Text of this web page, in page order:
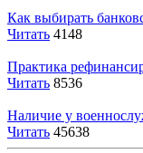
Как выбирать
Читать 4148
Практика
Читать 8536
Наличие у
Читать 45638